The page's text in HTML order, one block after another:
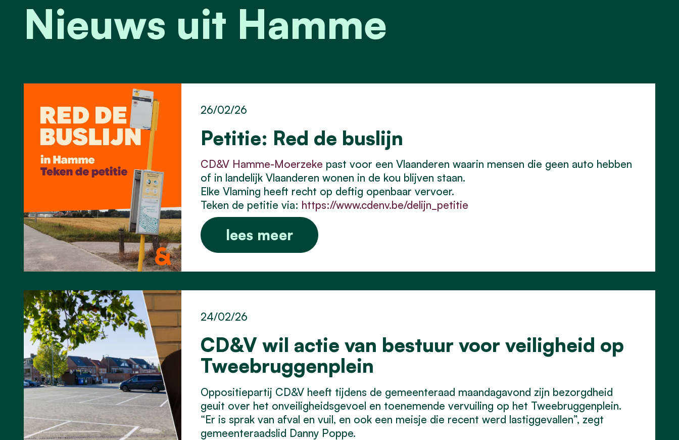
Nieuws uit Hamme
Petitie: Red de buslijn
26/02/26
CD&V Hamme-Moerzeke past voor een Vlaanderen waarin mensen die geen auto hebben
of in landelijk Vlaanderen wonen in de kou blijven staan.
Elke Vlaming heeft recht op deftig openbaar vervoer.
Teken de petitie via: https://www.cdenv.be/delijn_petitie
lees meer
CD&V wil actie van bestuur voor veiligheid op
Tweebruggenplein
24/02/26
Oppositiepartij CD&V heeft tijdens de gemeenteraad maandagavond zijn bezorgdheid
geuit over het onveiligheidsgevoel en toenemende vervuiling op het Tweebruggenplein.
“Er is sprak van afval en vuil, en ook een meisje die recent werd lastiggevallen”, zegt
gemeenteraadslid Danny Poppe.